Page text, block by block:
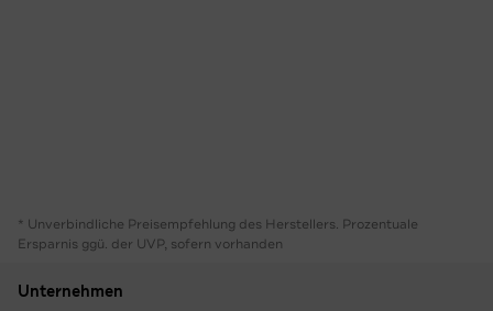
* Unverbindliche Preisempfehlung des Herstellers. Prozentuale
Ersparnis ggü. der UVP, sofern vorhanden
Unternehmen